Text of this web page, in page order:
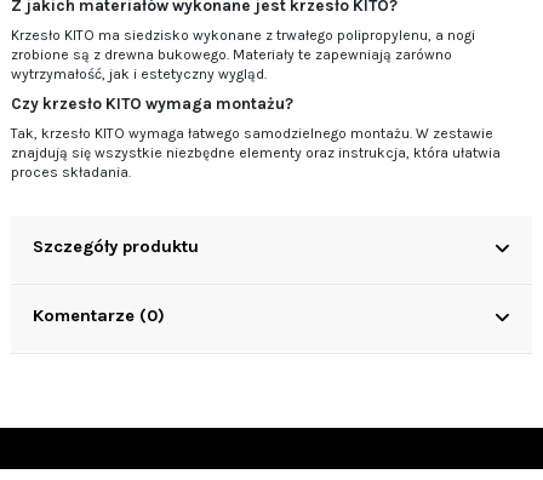
Z jakich materiałów wykonane jest krzesło KITO?
Krzesło KITO ma siedzisko wykonane z trwałego polipropylenu, a nogi
zrobione są z drewna bukowego. Materiały te zapewniają zarówno
wytrzymałość, jak i estetyczny wygląd.
Czy krzesło KITO wymaga montażu?
Tak, krzesło KITO wymaga łatwego samodzielnego montażu. W zestawie
znajdują się wszystkie niezbędne elementy oraz instrukcja, która ułatwia
proces składania.
Szczegóły produktu
Komentarze (0)